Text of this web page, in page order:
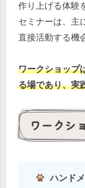
作り上げる体験
セミナーは、主
直接活動する機
ワークショップ
る場であり、実
ワークシ
ハンド